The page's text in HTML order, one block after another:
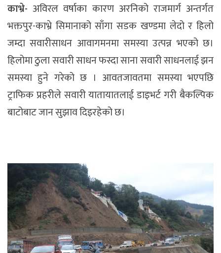
काभ्रे- अविरल वर्षाका कारण अरनिको राजमार्ग अन्तर्गत
भक्तपुर-काभ्रे सिमानाको साँगा सडक खण्डमा लेदो र हिलो
जम्दा सवारीसाधन आवागमनमा समस्या उत्पन्न भएको छ।
हिलोमा ठुला सवारी साधन फस्दा साना सवारी साधनलाई झन
समस्या हुने गरेको छ । आवतजावतमा समस्या भएपछि
ट्राफिक प्रहरीले सवारी यातायातलाई डाइभर्ट गरी बैकल्पिक
बाटोबाट जान सुझाव दिइरहेको छ।